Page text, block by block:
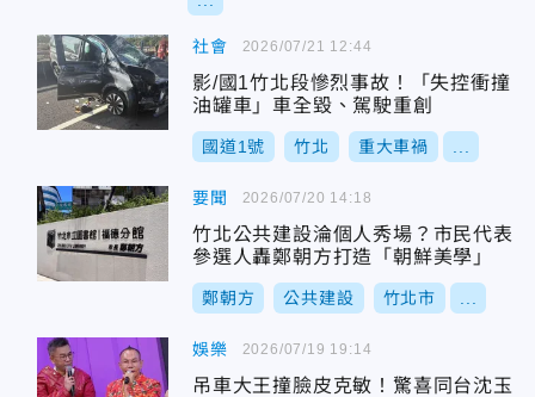
社會
影/國1竹北段慘烈事故！「失控衝撞
油罐車」車全毀、駕駛重創
國道1號 竹北 重大車禍
2026/07/21 12:44
要聞
竹北公共建設淪個人秀場？市民代表
參選人轟鄭朝方打造「朝鮮美學」
鄭朝方 公共建設 竹北市
2026/07/20 14:18
娛樂
吊車大王撞臉皮克敏！驚喜同台沈玉
2026/07/19 19:14